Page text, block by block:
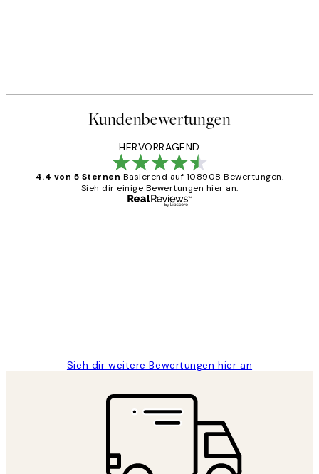
Kundenbewertungen
HERVORRAGEND
4.4 von 5 Sternen Basierend auf 108908 Bewertungen.
Sieh dir einige Bewertungen hier an.
Sieh dir weitere Bewertungen hier an